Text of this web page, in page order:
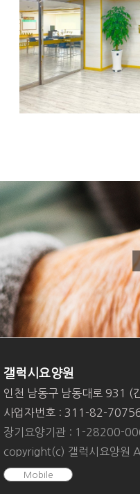
갤럭시요양원
인천 남동구 남동대로 931 (
사업자번호 : 311-82-
장기요양기관 : 1-28200-
copyright(c) 갤럭시요양원
Mobile